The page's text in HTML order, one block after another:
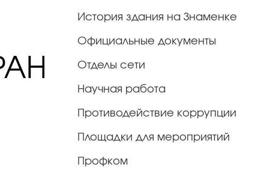
История здания на Знаменке
Официальные документы
Отделы сети
Научная работа
Противодействие коррупции
Площадки для мероприятий
Профком